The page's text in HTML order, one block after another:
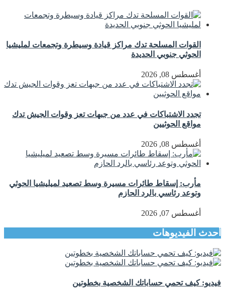
القوات المسلحة تدك مراكز قيادة وسيطرة وتجمعات لمليشيا
الحوثي جنوبي الحديدة
أغسطس 08, 2026
تجدد الاشتباكات في عدد من جبهات تعز وقوات الجيش تدك
مواقع الحوثيين
أغسطس 08, 2026
مأرب: إسقاط طائرات مسيرة وسط تصعيد لميليشيا الحوثي
وتوعد رئاسي بالرد الحازم
أغسطس 07, 2026
أحدث الفيديوهات
فيديو: كيف تحمي حساباتك الشخصية بخطوتين